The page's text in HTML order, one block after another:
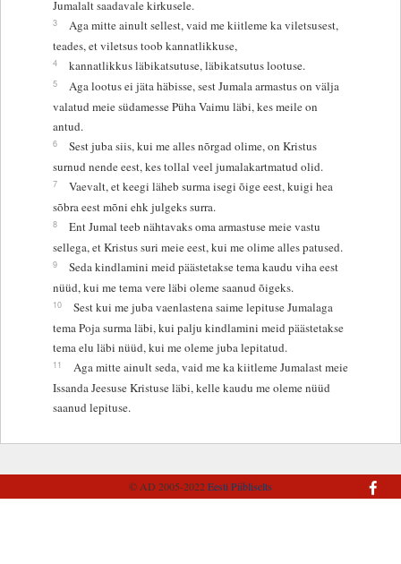
Jumalalt saadavale kirkusele.
3
Aga mitte ainult sellest, vaid me kiitleme ka viletsusest,
teades, et viletsus toob kannatlikkuse,
4 kannatlikkus läbikatsutuse, läbikatsutus lootuse.
5
Aga lootus ei jäta häbisse, sest Jumala armastus on välja
valatud meie südamesse Püha Vaimu läbi, kes meile on
antud.
6
Sest juba siis, kui me alles nõrgad olime, on Kristus
surnud nende eest, kes tollal veel jumalakartmatud olid.
7
Vaevalt, et keegi läheb surma isegi õige eest, kuigi hea
sõbra eest mõni ehk julgeks surra.
8
Ent Jumal teeb nähtavaks oma armastuse meie vastu
sellega, et Kristus suri meie eest, kui me olime alles patused.
9
Seda kindlamini meid päästetakse tema kaudu viha eest
nüüd, kui me tema vere läbi oleme saanud õigeks.
10
Sest kui me juba vaenlastena saime lepituse Jumalaga
tema Poja surma läbi, kui palju kindlamini meid päästetakse
tema elu läbi nüüd, kui me oleme juba lepitatud.
11
Aga mitte ainult seda, vaid me ka kiitleme Jumalast meie
Issanda Jeesuse Kristuse läbi, kelle kaudu me oleme nüüd
saanud lepituse.
© AD 2005-2022Eesti Piibliselts